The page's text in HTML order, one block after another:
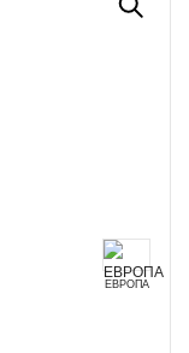
ЕВРОПА